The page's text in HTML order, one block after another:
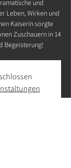
und
Leben, Wirken und
Kaiserin sorgte
Zuschauern in 14
Begeisterung!